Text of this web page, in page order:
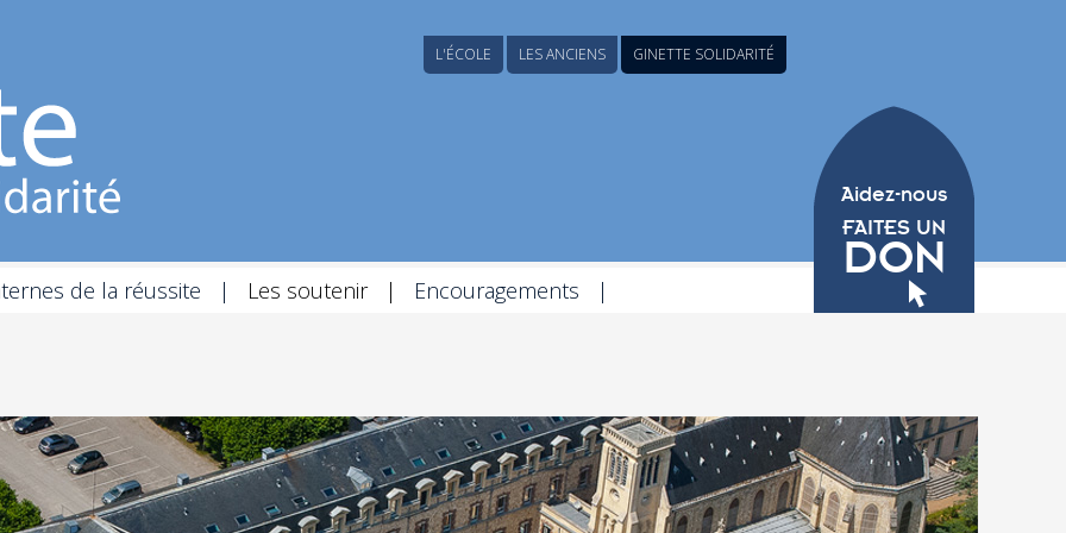
L'ÉCOLE LES ANCIENS GINETTE SOLIDARITÉ
de la réussite Les soutenir Encouragements
Aidez-nous
FAITES UN
DON